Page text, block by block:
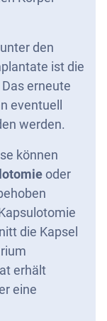
den
ist die
erneute
eventuell
werden.
können
oder
die Kapsel
erhält
eine